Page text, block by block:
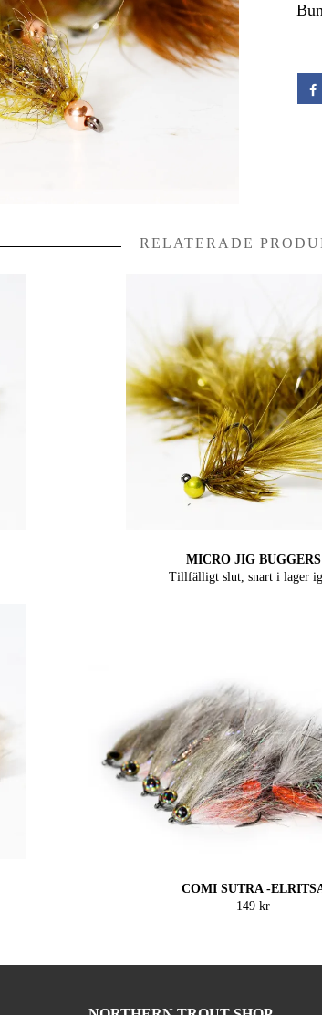
RELATERADE
MICRO JIG BUGGERS
Tillfälligt slut, snart i lager
COMI SUTRA -
149 kr